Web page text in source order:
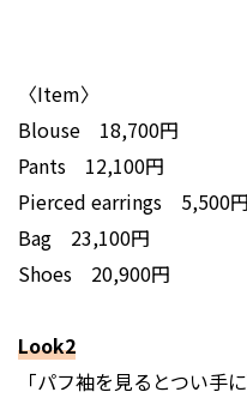
〈Item〉
Blouse 18,700円
Pants 12,100円
Pierced earrings 5,500円
Bag 23,100円
Shoes 20,900円
Look2
「パフ袖を見るとつい手